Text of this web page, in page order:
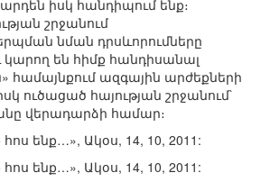
իսկ հանդիպում ենք։
շրջանում
նման դրսևորումները
կարող են հիմք հանդիսանալ
ազգային արժեքների
ուծացած հայության շրջանում`
վերադարձի համար։
հոս ենք…», Ակօս, 14, 10, 2011:
հոս ենք…», Ակօս, 14, 10, 2011: